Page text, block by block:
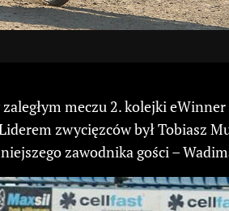
meczu 2. kolejki
zwycięzców był Tobiasz
zawodnika gości –